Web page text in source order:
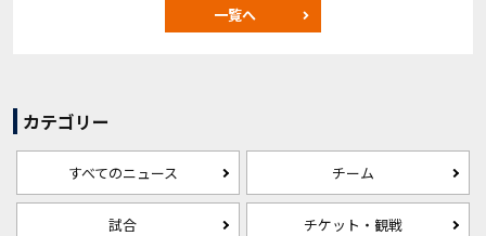
一覧へ
カテゴリー
すべてのニュース チーム
試合 チケット・観戦